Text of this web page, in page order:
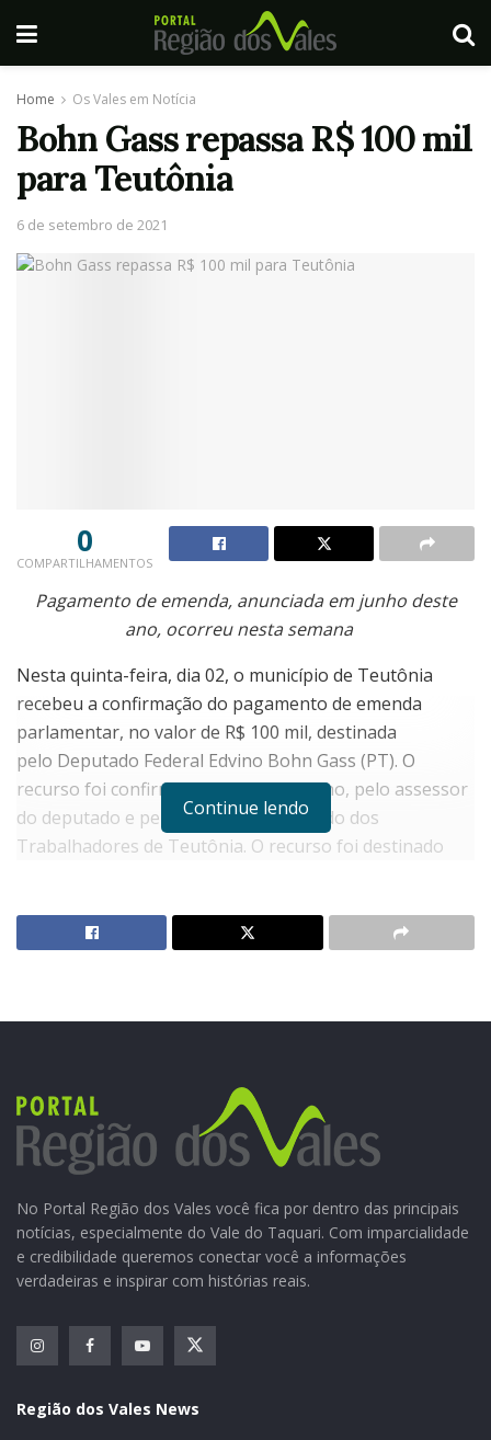
Home Os Vales em Notícia
Bohn Gass repassa R$ 100 mil
para Teutônia
6 de setembro de 2021
0
COMPARTILHAMENTOS
Pagamento de emenda, anunciada em junho deste
ano, ocorreu nesta semana
Nesta quinta-feira, dia 02, o município de Teutônia
recebeu a confirmação do pagamento de emenda
parlamentar, no valor de R$ 100 mil, destinada
pelo Deputado Federal Edvino Bohn Gass (PT). O
recurso foi confirmado no mês de junho, pelo assessor
do deputado e pela Executiva do Partido dos
Trabalhadores de Teutônia. O recurso foi destinado
os deputados. “Estamos colhendo os frutos do trabalho
credibilidade. Agradeço aos vereadores e lideranças
teutonienses que também fizeram sua parte,
solicitando emendas junto aos seus deputados, e
principalmente aos deputados parceiros de Teutônia.
por se sensibilizar com nosso projeto e pela parceira”,
destaca.
Continue lendo
No Portal Região dos Vales você fica por dentro das principais
notícias, especialmente do Vale do Taquari. Com imparcialidade
e credibilidade queremos conectar você a informações
verdadeiras e inspirar com histórias reais.
Região dos Vales News